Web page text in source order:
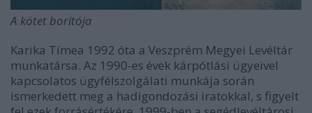
A kötet borítója
Karika Tímea 1992 óta a Veszprém Megyei Levéltár
munkatársa. Az 1990-es évek kárpótlási ügyeivel
kapcsolatos ügyfélszolgálati munkája során
ismerkedett meg a hadigondozási iratokkal, s figyelt